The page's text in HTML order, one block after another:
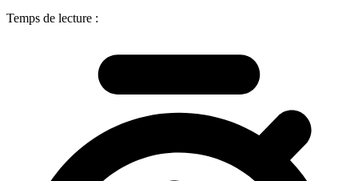
Temps de lecture :